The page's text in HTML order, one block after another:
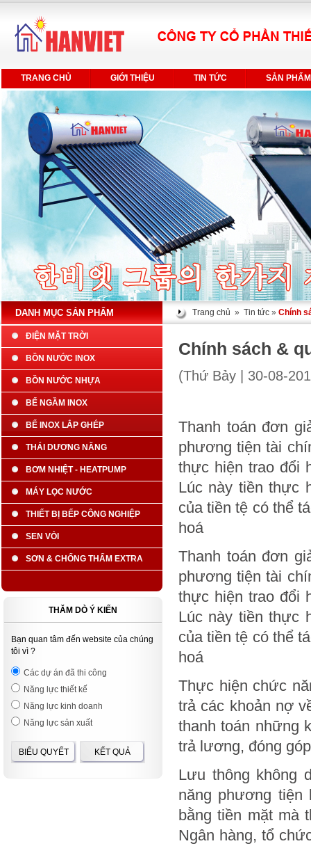
TRANG CHỦ GIỚI THIỆU TIN TỨC SẢN PHẨM
DANH MỤC SẢN PHẨM
ĐIỆN MẶT TRỜI
BỒN NƯỚC INOX
BỒN NƯỚC NHỰA
BỂ NGẦM INOX
BỂ INOX LẮP GHÉP
THÁI DƯƠNG NĂNG
BƠM NHIỆT - HEATPUMP
MÁY LỌC NƯỚC
THIẾT BỊ BẾP CÔNG NGHIỆP
SEN VÒI
SƠN & CHỐNG THẤM EXTRA
THĂM DÒ Ý KIẾN
Bạn quan tâm đến website của chúng
tôi vì ?
Các dự án đã thi công
Năng lực thiết kế
Năng lực kinh doanh
Năng lực sản xuất
BIỂU QUYẾT KẾT QUẢ
Trang chủ » Tin tức » Chính
Chính sách &
(Thứ Bảy | 30-08-
Thanh toán đơn
phương tiện tài
thực hiện trao đổi
Lúc này tiền thực
của tiền tệ có thể
hoá
Thanh toán đơn
phương tiện tài
thực hiện trao đổi
Lúc này tiền thực
của tiền tệ có thể
hoá
Thực hiện chức
trả các khoản nợ
thanh toán những
trả lương, đóng
Lưu thông không
năng phương tiện
bằng tiền mặt mà
Ngân hàng, tổ